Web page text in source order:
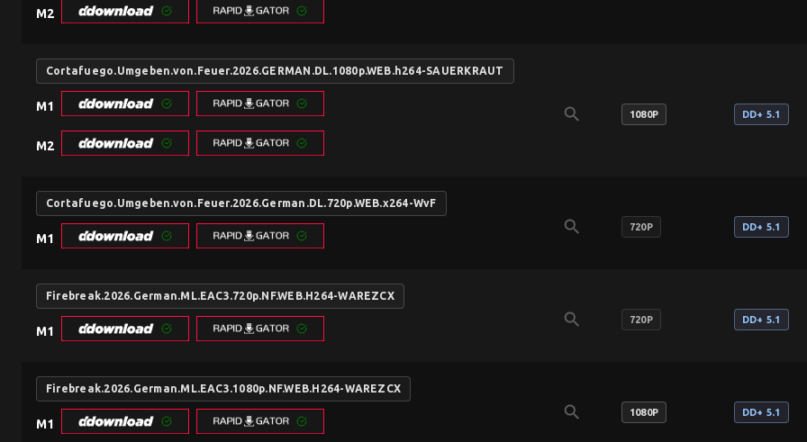
M2
Cortafuego.Umgeben.von.Feuer.2026.GERMAN.DL.1080p.WEB.h264-SAUERKRAUT
M1
M2
search 1080P DD+ 5.1
Cortafuego.Umgeben.von.Feuer.2026.German.DL.720p.WEB.x264-WvF
M1
search 720P DD+ 5.1
Firebreak.2026.German.ML.EAC3.720p.NF.WEB.H264-WAREZCX
M1
search 720P DD+ 5.1
Firebreak.2026.German.ML.EAC3.1080p.NF.WEB.H264-WAREZCX
M1
search 1080P DD+ 5.1